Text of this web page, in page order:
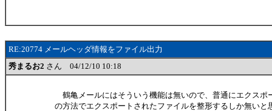
RE:20774 メールヘッダ情報をファイル出力
秀まるお2 さん 04/12/10 10:18
鶴亀メールにはそういう機能は無いので、普通にエクスポ
の方法でエクスポートされたファイルを整形するしか無いと